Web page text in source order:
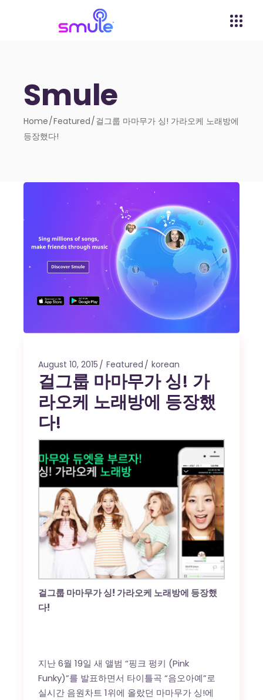
Smule
Home Featured 걸그룹 마마무가 싱! 가라오케 노래방에
등장했다!
August 10, 2015 Featured korean
걸그룹 마마무가 싱! 가
라오케 노래방에 등장했
다!
걸그룹 마마무가 싱! 가라오케 노래방에 등장했
다!
지난 6월 19일 새 앨범 “핑크 펑키 (Pink
Funky)”를 발표하면서 타이틀곡 “음오아예”로
실시간 음원차트 1위에 올랐던 마마무가 싱!에